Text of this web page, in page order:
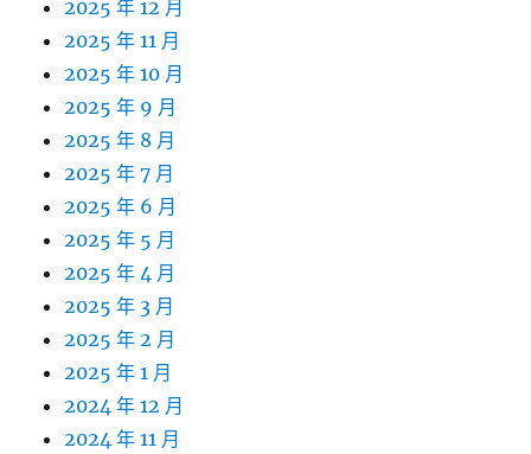
2025 年 12 月
2025 年 11 月
2025 年 10 月
2025 年 9 月
2025 年 8 月
2025 年 7 月
2025 年 6 月
2025 年 5 月
2025 年 4 月
2025 年 3 月
2025 年 2 月
2025 年 1 月
2024 年 12 月
2024 年 11 月